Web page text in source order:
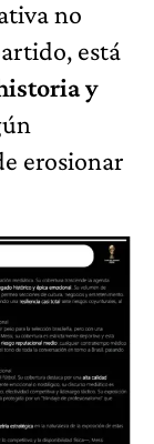
no
está
y
erosionar